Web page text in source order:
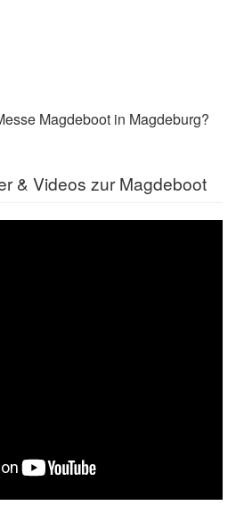
Magdeboot in Magdeburg?
& Videos zur Magdeboot